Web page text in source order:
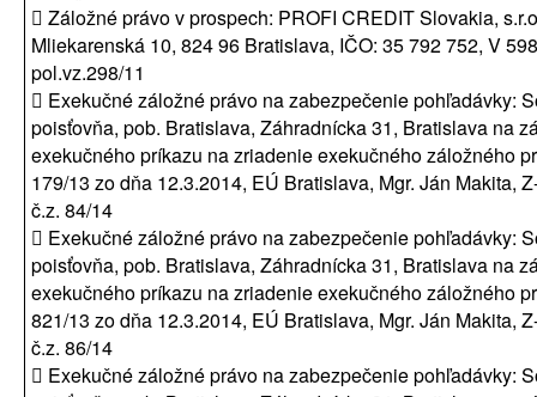
 Záložné právo v prospech: PROFI CREDIT Slovakia,
Mliekarenská 10, 824 96 Bratislava, IČO: 35 792 752, V
pol.vz.298/11
 Exekučné záložné právo na zabezpečenie pohľadávky:
poisťovňa, pob. Bratislava, Záhradnícka 31, Bratislava na
exekučného príkazu na zriadenie exekučného záložného
179/13 zo dňa 12.3.2014, EÚ Bratislava, Mgr. Ján Makita,
č.z. 84/14
 Exekučné záložné právo na zabezpečenie pohľadávky:
poisťovňa, pob. Bratislava, Záhradnícka 31, Bratislava na
exekučného príkazu na zriadenie exekučného záložného
821/13 zo dňa 12.3.2014, EÚ Bratislava, Mgr. Ján Makita,
č.z. 86/14
 Exekučné záložné právo na zabezpečenie pohľadávky: